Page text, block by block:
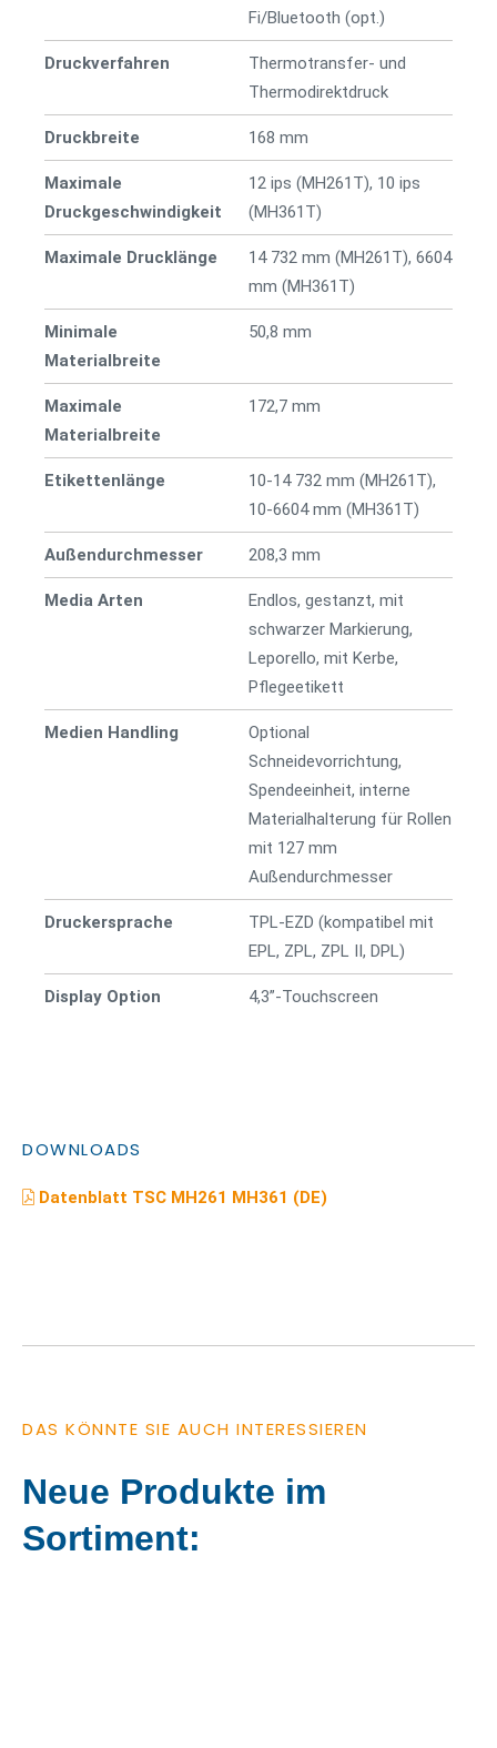
Fi/Bluetooth (opt.)
Druckverfahren
Thermotransfer- und
Thermodirektdruck
Druckbreite 168 mm
Maximale
Druckgeschwindigkeit
12 ips (MH261T), 10 ips
(MH361T)
Maximale Drucklänge
14 732 mm (MH261T), 6604
mm (MH361T)
Minimale
Materialbreite
50,8 mm
Maximale
Materialbreite
172,7 mm
Etikettenlänge
10-14 732 mm (MH261T),
10-6604 mm (MH361T)
Außendurchmesser 208,3 mm
Media Arten
Endlos, gestanzt, mit
schwarzer Markierung,
Leporello, mit Kerbe,
Pflegeetikett
Medien Handling
Optional
Schneidevorrichtung,
Spendeeinheit, interne
Materialhalterung für Rollen
mit 127 mm
Außendurchmesser
Druckersprache
TPL-EZD (kompatibel mit
EPL, ZPL, ZPL II, DPL)
Display Option 4,3”-Touchscreen
DOWNLOADS
Datenblatt TSC MH261 MH361 (DE)
DAS KÖNNTE SIE AUCH INTERESSIEREN
Neue Produkte im
Sortiment: